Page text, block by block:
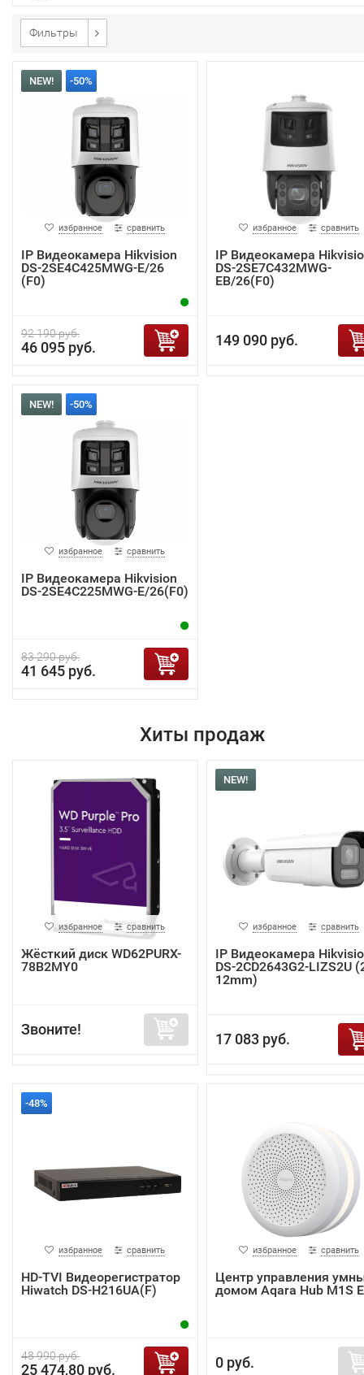
Фильтры
NEW! -50%
избранное сравнить
IP Видеокамера Hikvision
DS-2SE4C425MWG-E/26
(F0)
92 190 руб.
46 095 руб.
избранное сравнить
IP Видеокамера
DS-2SE7C432MWG-
EB/26(F0)
149 090 руб.
NEW! -50%
избранное сравнить
IP Видеокамера Hikvision
DS-2SE4C225MWG-E/26(F0)
83 290 руб.
41 645 руб.
Хиты продаж
избранное сравнить
Жёсткий диск WD62PURX-
78B2MY0
Звоните!
NEW!
избранное сравнить
IP Видеокамера
DS-2CD2643G2-LIZS2U
12mm)
17 083 руб.
-48%
избранное сравнить
HD-TVI Видеорегистратор
Hiwatch DS-H216UA(F)
48 990 руб.
25 474,80 руб.
избранное сравнить
Центр управления
домом Aqara Hub M1S
0 руб.